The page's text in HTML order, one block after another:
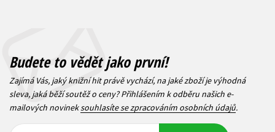
Budete to vědět jako první!
Zajímá Vás, jaký knižní hit právě vychází, na jaké zboží je výhodná
sleva, jaká běží soutěž o ceny? Přihlášením k odběru našich e-
mailových novineksouhlasíte se zpracováním osobních údajů.